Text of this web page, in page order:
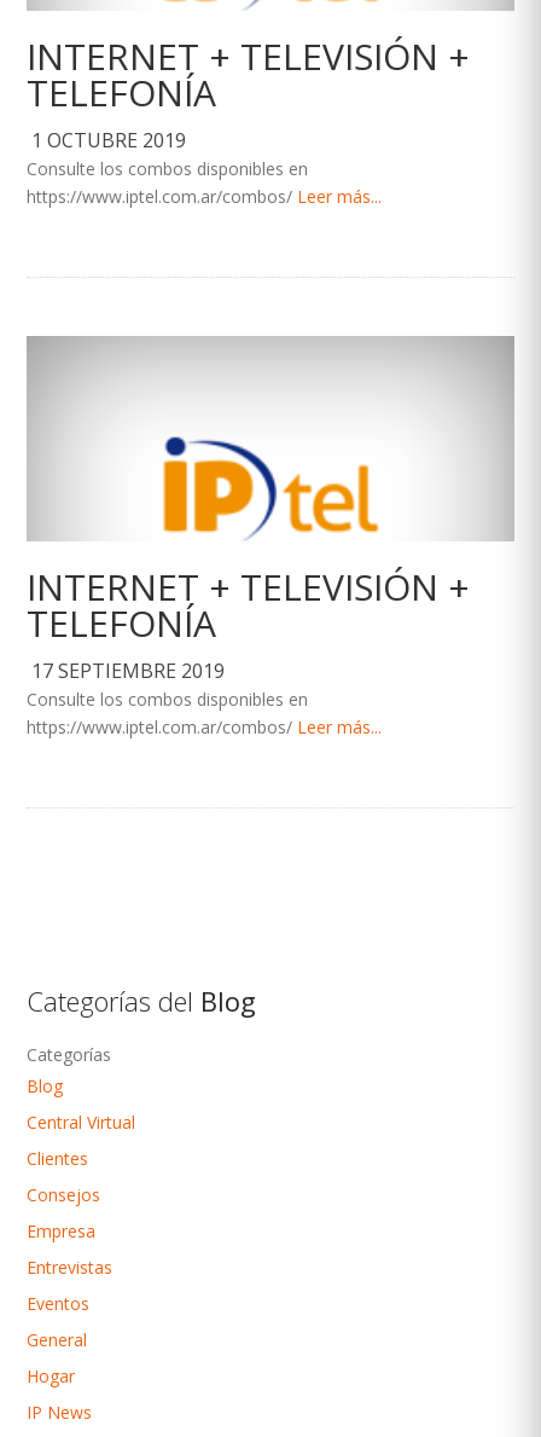
INTERNET + TELEVISIÓN +
TELEFONÍA
1 OCTUBRE 2019
Consulte los combos disponibles en
https://www.iptel.com.ar/combos/ Leer más...
INTERNET + TELEVISIÓN +
TELEFONÍA
17 SEPTIEMBRE 2019
Consulte los combos disponibles en
https://www.iptel.com.ar/combos/ Leer más...
Categorías del Blog
Categorías
Blog
Central Virtual
Clientes
Consejos
Empresa
Entrevistas
Eventos
General
Hogar
IP News